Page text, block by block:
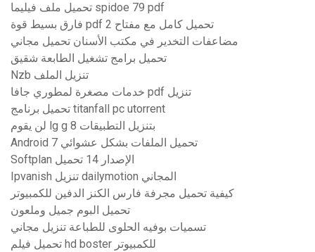
تحميل ملف فيليما spidoe 79 pdf
فارق بسيط قوة pdf 2 تحميل كامل مع مفتاح
مضاعفات التخدير في مكتب الأسنان تحميل مجاني
تحميل برامج تشغيل الطابعة شقيق
Nzb تنزيل الملف
خدمات مصغرة لمطوري جافا pdf تنزيل
تحميل برنامج titanfall pc utorrent
لن يقوم lg g 8 بتنزيل التطبيقات
Android 7 تحميل الملفات بشكل عشوائي
Softplan الإصدار 14 تحميل
Ipvanish تنزيل dailymotion المجاني
كيفية تحميل مجرفة فارس الكنز الدفين للكمبيوتر
تحميل البوم جميل وملعون
تسميات بوفيه الحلوى للطباعة تنزيل مجاني
تحميل فيلم hd boster للكمبيوتر